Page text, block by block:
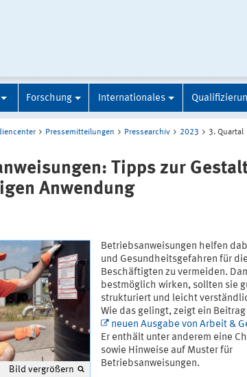
Forschung Internationales
Pressemitteilungen Pressearchiv 2023 3. Quartal
Tipps zur
Anwendung
Bild vergrößern
Betriebsanweisungen helfen
und Gesundheitsgefahren für die
Beschäftigten zu vermeiden.
bestmöglich wirken, sollten sie
strukturiert und leicht
Wie das gelingt, zeigt ein
neuen Ausgabe von Arbeit &
Er enthält unter anderem eine
sowie Hinweise auf Muster für
Betriebsanweisungen.